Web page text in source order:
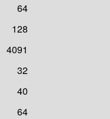
64
128
4091
32
40
64